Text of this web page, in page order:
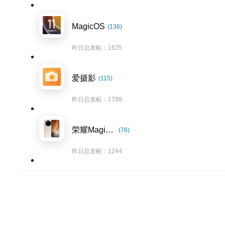
MagicOS (136)
昨日总发帖：1625
爱摄影 (115)
昨日总发帖：1789
荣耀Magic8系列 (76)
昨日总发帖：1244